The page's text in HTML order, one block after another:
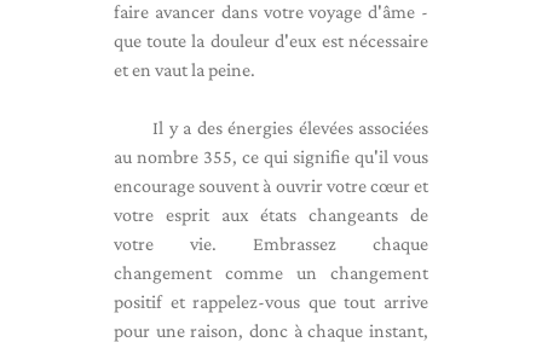
faire avancer dans votre voyage d'âme -
que toute la douleur d'eux est nécessaire
et en vaut la peine.
Il y a des énergies élevées associées
au nombre 355, ce qui signifie qu'il vous
encourage souvent à ouvrir votre cœur et
votre esprit aux états changeants de
votre vie. Embrassez chaque
changement comme un changement
positif et rappelez-vous que tout arrive
pour une raison, donc à chaque instant,